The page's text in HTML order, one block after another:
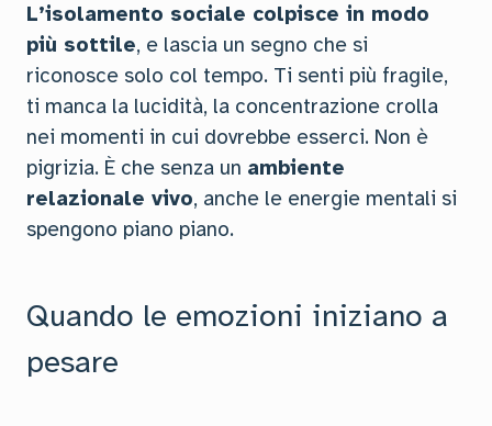
L’isolamento sociale colpisce in modo
più sottile, e lascia un segno che si
riconosce solo col tempo. Ti senti più fragile,
ti manca la lucidità, la concentrazione crolla
nei momenti in cui dovrebbe esserci. Non è
pigrizia. È che senza un ambiente
relazionale vivo, anche le energie mentali si
spengono piano piano.
Quando le emozioni iniziano a
pesare